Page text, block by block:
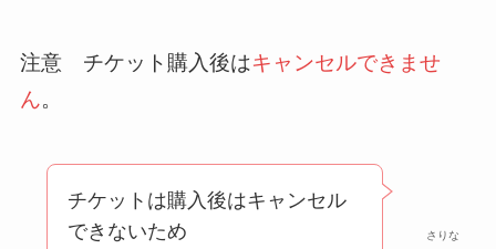
注意 チケット購入後はキャンセルできませ
ん。
さりな
チケットは購入後はキャンセル
できないため